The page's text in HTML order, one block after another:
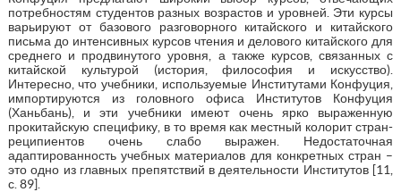
потребностям студентов разных возрастов и уровней. Эти курсы
варьируют от базового разговорного китайского и китайского
письма до интенсивных курсов чтения и делового китайского для
среднего и продвинутого уровня, а также курсов, связанных с
китайской культурой (история, философия и искусство).
Интересно, что учебники, используемые Институтами Конфуция,
импортируются из головного офиса Институтов Конфуция
(Ханьбань), и эти учебники имеют очень ярко выраженную
прокитайскую специфику, в то время как местный колорит стран-
реципиентов очень слабо выражен. Недостаточная
адаптированность учебных материалов для конкретных стран –
это одно из главных препятствий в деятельности Институтов [11,
с. 89].